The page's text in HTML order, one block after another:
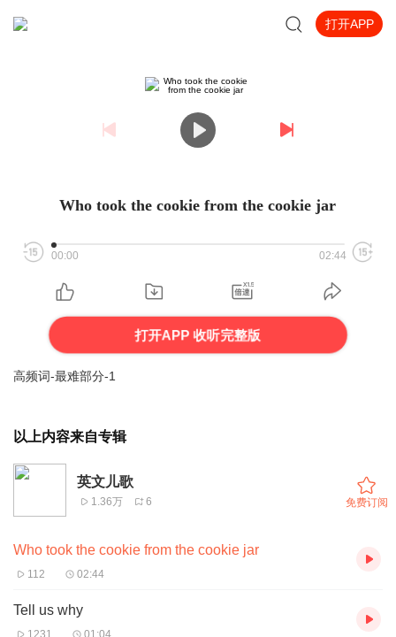
打开APP
Who took the cookie from the cookie jar
00:00 02:44
打开APP 收听完整版
高频词-最难部分-1
以上内容来自专辑
英文儿歌
1.36万 6 免费订阅
Who took the cookie from the cookie jar
112 02:44
Tell us why
1231 01:04